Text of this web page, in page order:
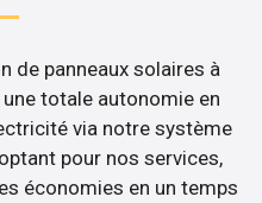
de panneaux solaires à
totale autonomie en
via notre système
pour nos services,
économies en un temps